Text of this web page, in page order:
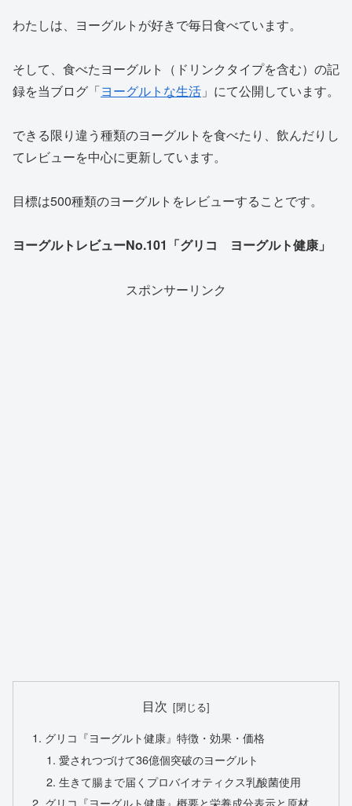
わたしは、ヨーグルトが好きで毎日食べています。
そして、食べたヨーグルト（ドリンクタイプを含む）の記
録を当ブログ「ヨーグルトな生活 」にて公開しています。
できる限り違う種類のヨーグルトを食べたり、飲んだりし
てレビューを中心に更新しています。
目標は500種類のヨーグルトをレビューすることです。
ヨーグルトレビューNo.101「グリコ ヨーグルト健康」
スポンサーリンク
目次
グリコ『ヨーグルト健康』特徴・効果・価格
愛されつづけて36億個突破のヨーグルト
生きて腸まで届くプロバイオティクス乳酸菌使用